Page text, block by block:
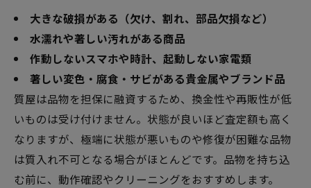
大きな破損がある（欠け、割れ、部品欠損など）
水濡れや著しい汚れがある商品
作動しないスマホや時計、起動しない家電類
著しい変色・腐食・サビがある貴金属やブランド品
質屋は品物を担保に融資するため、換金性や再販性が低
いものは受け付けません。状態が良いほど査定額も高く
なりますが、極端に状態が悪いものや修復が困難な品物
は質入れ不可となる場合がほとんどです。品物を持ち込
む前に、動作確認やクリーニングをおすすめします。